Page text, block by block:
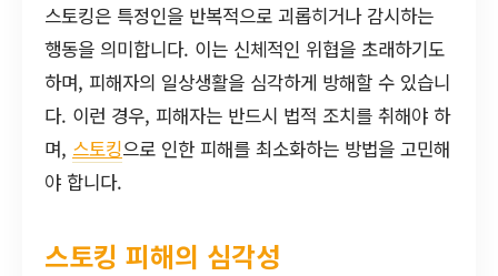
스토킹은 특정인을 반복적으로 괴롭히거나 감시하는
행동을 의미합니다. 이는 신체적인 위협을 초래하기도
하며, 피해자의 일상생활을 심각하게 방해할 수 있습니
다. 이런 경우, 피해자는 반드시 법적 조치를 취해야 하
며, 스토킹으로 인한 피해를 최소화하는 방법을 고민해
야 합니다.
스토킹 피해의 심각성